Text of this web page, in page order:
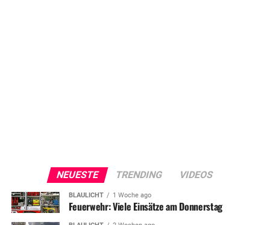
NEUESTE TRENDING VIDEOS
BLAULICHT 1 Woche ago
Feuerwehr: Viele Einsätze am Donnerstag